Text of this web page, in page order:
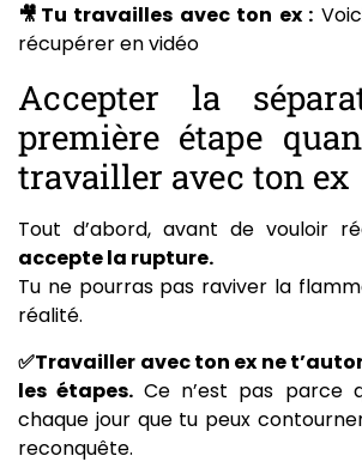
🎥Tu travailles avec ton ex :
récupérer en vidéo
Accepter la
première étape
travailler avec ton ex
Tout d’abord, avant de vouloir
accepte la rupture.
Tu ne pourras pas raviver la
réalité.
✅Travailler avec ton ex ne
les étapes. Ce n’est pas parce
chaque jour que tu peux
reconquête.